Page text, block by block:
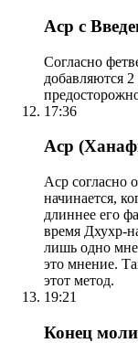
Аср с
Согласно
добавляются
17:36
Аср
Аср согласно
начинается,
длиннее его
время Дхухр-
лишь одно
это мнение.
этот метод.
19:21
Конец